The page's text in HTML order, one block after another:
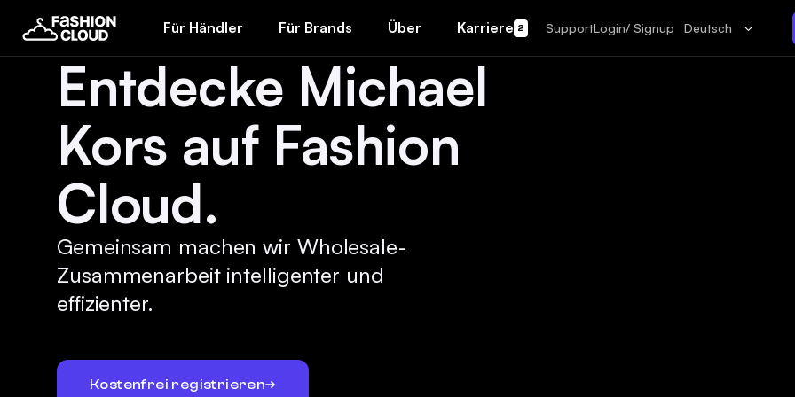
Für Händler Für Brands Über Karriere 2 SupportLogin/ Signup Deutsch
Entdecke Michael
Kors auf Fashion
Cloud.
Gemeinsam machen wir Wholesale-
Zusammenarbeit intelligenter und
effizienter.
Kostenfrei registrieren